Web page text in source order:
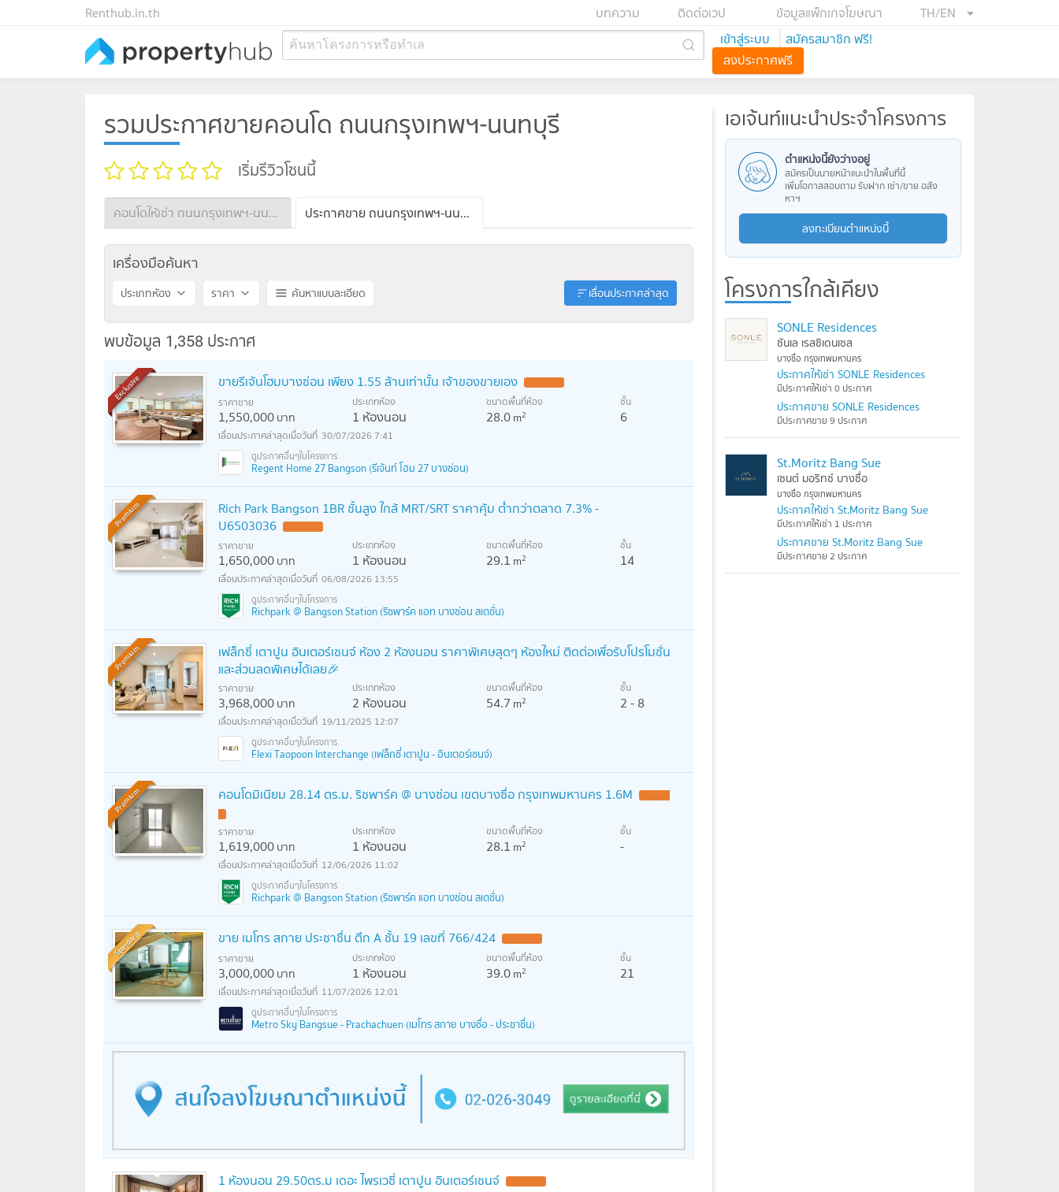
TH/EN
ข้อมูลแพ็กเกจโฆษณา
ติดต่อเวป
บทความ
Renthub.in.th
ค้นหาโครงการหรือทำเล เข้าสู่ระบบ
สมัครสมาชิก ฟรี!
ลงประกาศฟรี
รวมประกาศขายคอนโด ถนนกรุงเทพฯ-นนทบุรี
เริ่มรีวิวโซนนี้
คอนโดให้เช่า ถนนกรุงเทพฯ-นนทบุรี ประกาศขาย ถนนกรุงเทพฯ-นนทบุรี
เครื่องมือค้นหา
ประเภทห้อง ราคา ค้นหาแบบละเอียด เลื่อนประกาศล่าสุด
พบข้อมูล 1,358 ประกาศ
Exclusive ขายรีเจ้นโฮมบางซ่อน เพียง 1.55 ล้านเท่านั้น เจ้าของขายเอง
ราคาขาย
1,550,000บาท
ประเภทห้อง
1 ห้องนอน
ขนาดพื้นที่ห้อง
28.0m2
ชั้น
6
30/07/2026 7:41
Regent Home 27 Bangson (รีเจ้นท์ โฮม 27 บางซ่อน)
Premium
Rich Park Bangson 1BR ชั้นสูง ใกล้ MRT/SRT ราคาคุ้ม ต่ำกว่าตลาด 7.3% -
U6503036
ราคาขาย
1,650,000บาท
ประเภทห้อง
1 ห้องนอน
ขนาดพื้นที่ห้อง
29.1 m2
ชั้น
14
06/08/2026 13:55
Richpark @ Bangson Station (ริชพาร์ค แอท บางซ่อน สเตชั่น)
Premium
เฟล็กซี่ เตาปูน อินเตอร์เชนจ์ ห้อง 2 ห้องนอน ราคาพิเศษสุดๆ ห้องใหม่ ติดต่อเพื่อรับโปรโมชั่น
และส่วนลดพิเศษได้เลย🎉
ราคาขาย
3,968,000บาท
ประเภทห้อง
2 ห้องนอน
ขนาดพื้นที่ห้อง
54.7 m2
ชั้น
2 - 8
19/11/2025 12:07
Flexi Taopoon Interchange (เฟล็กซี่ เตาปูน - อินเตอร์เชนจ์)
Premium คอนโดมิเนียม 28.14 ตร.ม. ริชพาร์ค @ บางซ่อน เขตบางซื่อ กรุงเทพมหานคร 1.6M
ราคาขาย
1,619,000บาท
ประเภทห้อง
1 ห้องนอน
ขนาดพื้นที่ห้อง
28.1 m2
ชั้น
-
12/06/2026 11:02
Richpark @ Bangson Station (ริชพาร์ค แอท บางซ่อน สเตชั่น)
Standard ขาย เมโทร สกาย ประชาชื่น ตึก A ชั้น 19 เลขที่ 766/424
ราคาขาย
3,000,000บาท
ประเภทห้อง
1 ห้องนอน
ขนาดพื้นที่ห้อง
39.0m2
ชั้น
21
11/07/2026 12:01
Metro Sky Bangsue - Prachachuen (เมโทร สกาย บางซื่อ - ประชาชื่น)
1 ห้องนอน 29.50ตร.ม เดอะ ไพรเวซี่ เตาปูน อินเตอร์เชนจ์
เอเจ้นท์แนะนำประจำโครงการ
ตำแหน่งนี้ยังว่างอยู่
สมัครเป็นนายหน้าแนะนำในพื้นที่นี้
เพิ่มโอกาสสอบถาม รับฝาก เช่า/ขาย อสัง
หาฯ
ลงทะเบียนตำแหน่งนี้
โครงการใกล้เคียง
SONLE Residences
ซันเล เรสซิเดนเซส
บางซื่อ กรุงเทพมหานคร
ประกาศให้เช่า SONLE Residences
มีประกาศให้เช่า 0 ประกาศ
ประกาศขาย SONLE Residences
มีประกาศขาย 9 ประกาศ
St.Moritz Bang Sue
เซนต์ มอริทซ์ บางซื่อ
บางซื่อ กรุงเทพมหานคร
ประกาศให้เช่า St.Moritz Bang Sue
มีประกาศให้เช่า 1 ประกาศ
ประกาศขาย St.Moritz Bang Sue
มีประกาศขาย 2 ประกาศ